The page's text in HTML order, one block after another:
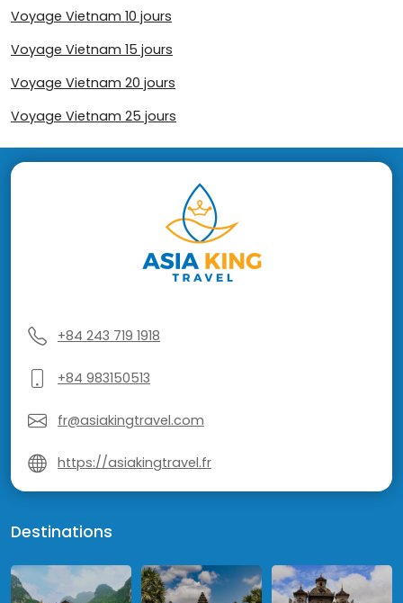
Voyage Vietnam 10 jours
Voyage Vietnam 15 jours
Voyage Vietnam 20 jours
Voyage Vietnam 25 jours
+84 243 719 1918
+84 983150513
fr@asiakingtravel.com
https://asiakingtravel.fr
Destinations